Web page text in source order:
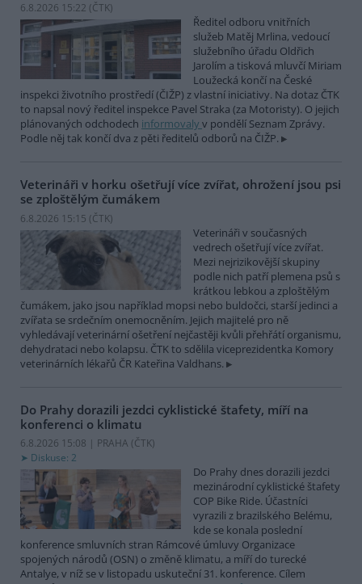
6.8.2026 15:22 (ČTK)
Ředitel odboru vnitřních
služeb Matěj Mrlina, vedoucí
služebního úřadu Oldřich
Jarolím a tisková mluvčí Miriam
Loužecká končí na České
inspekci životního prostředí (ČIŽP) z vlastní iniciativy. Na dotaz ČTK
to napsal nový ředitel inspekce Pavel Straka (za Motoristy). O jejich
plánovaných odchodech informovaly v pondělí Seznam Zprávy.
Podle něj tak končí dva z pěti ředitelů odborů na ČIŽP.
Veterináři v horku ošetřují více zvířat, ohrožení jsou psi
se zploštělým čumákem
6.8.2026 15:15 (ČTK)
Veterináři v současných
vedrech ošetřují více zvířat.
Mezi nejrizikovější skupiny
podle nich patří plemena psů s
krátkou lebkou a zploštělým
čumákem, jako jsou například mopsi nebo buldočci, starší jedinci a
zvířata se srdečním onemocněním. Jejich majitelé pro ně
vyhledávají veterinární ošetření nejčastěji kvůli přehřátí organismu,
dehydrataci nebo kolapsu. ČTK to sdělila viceprezidentka Komory
veterinárních lékařů ČR Kateřina Valdhans.
Do Prahy dorazili jezdci cyklistické štafety, míří na
konferenci o klimatu
6.8.2026 15:08 | PRAHA (ČTK)
Diskuse: 2
Do Prahy dnes dorazili jezdci
mezinárodní cyklistické štafety
COP Bike Ride. Účastníci
vyrazili z brazilského Belému,
kde se konala poslední
konference smluvních stran Rámcové úmluvy Organizace
spojených národů (OSN) o změně klimatu, a míří do turecké
Antalye, v níž se v listopadu uskuteční 31. konference. Cílem